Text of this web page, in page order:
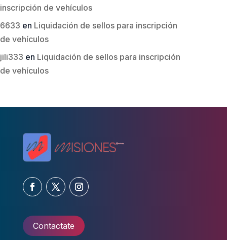
inscripción de vehículos
6633 en Liquidación de sellos para inscripción
de vehículos
jili333 en Liquidación de sellos para inscripción
de vehículos
Contactate